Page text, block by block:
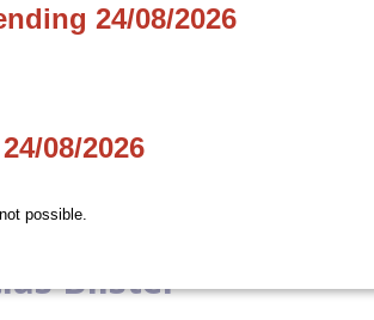
- Lifestream
Blister
24/08/2026
08/2026
possible.